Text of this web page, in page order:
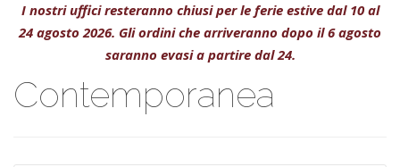
I nostri uffici resteranno chiusi per le ferie estive dal 10 al
24 agosto 2026. Gli ordini che arriveranno dopo il 6 agosto
saranno evasi a partire dal 24.
Contemporanea